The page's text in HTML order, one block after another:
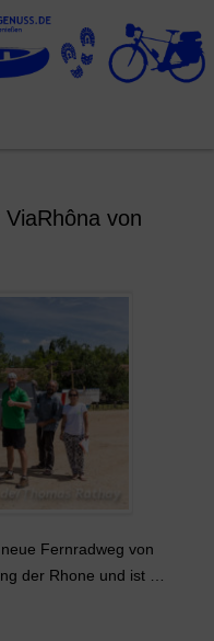
von
Fernradweg von
der Rhone und ist …